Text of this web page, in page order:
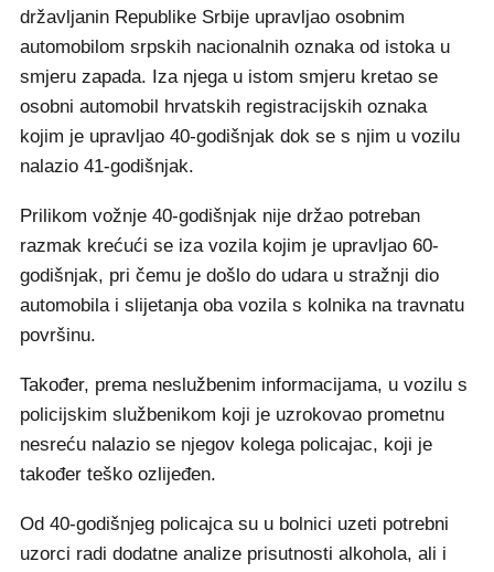
državljanin Republike Srbije upravljao osobnim
automobilom srpskih nacionalnih oznaka od istoka u
smjeru zapada. Iza njega u istom smjeru kretao se
osobni automobil hrvatskih registracijskih oznaka
kojim je upravljao 40-godišnjak dok se s njim u vozilu
nalazio 41-godišnjak.
Prilikom vožnje 40-godišnjak nije držao potreban
razmak krećući se iza vozila kojim je upravljao 60-
godišnjak, pri čemu je došlo do udara u stražnji dio
automobila i slijetanja oba vozila s kolnika na travnatu
površinu.
Također, prema neslužbenim informacijama, u vozilu s
policijskim službenikom koji je uzrokovao prometnu
nesreću nalazio se njegov kolega policajac, koji je
također teško ozlijeđen.
Od 40-godišnjeg policajca su u bolnici uzeti potrebni
uzorci radi dodatne analize prisutnosti alkohola, ali i